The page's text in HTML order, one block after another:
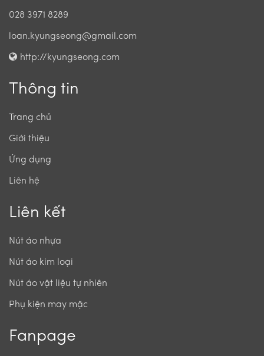
028 3971 8289
loan.kyungseong@gmail.com
http://kyungseong.com
Thông tin
Trang chủ
Giới thiệu
Ứng dụng
Liên hệ
Liên kết
Nút áo nhựa
Nút áo kim loại
Nút áo vật liệu tự nhiên
Phụ kiện may mặc
Fanpage